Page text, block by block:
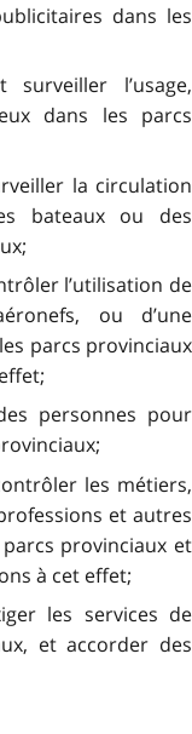
dans les
l’usage,
dans les parcs
la circulation
bateaux ou des
l’utilisation de
ou d’une
parcs provinciaux
personnes pour
les métiers,
et autres
provinciaux et
à cet effet;
les services de
et accorder des